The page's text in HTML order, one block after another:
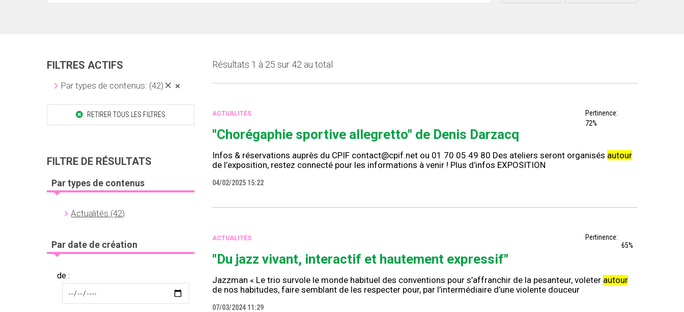
FILTRES ACTIFS
Par types de contenus: (42)
RETIRER TOUS LES FILTRES
FILTRE DE RÉSULTATS
Par types de contenus
Actualités (42)
Par date de création
de :
Résultats 1 à 25 sur 42 au total
ACTUALITÉS
Pertinence:
72%
"Chorégaphie sportive allegretto" de Denis Darzacq
Infos & réservations auprès du CPIF contact@cpif.net ou 01 70 05 49 80 Des ateliers seront organisés autour
de l’exposition, restez connecté pour les informations à venir ! Plus d’infos EXPOSITION
04/02/2025 15:22
ACTUALITÉS
Pertinence:
65%
"Du jazz vivant, interactif et hautement expressif"
Jazzman « Le trio survole le monde habituel des conventions pour s’affranchir de la pesanteur, voleter autour
de nos habitudes, faire semblant de les respecter pour, par l’intermédiaire d’une violente douceur
07/03/2024 11:29